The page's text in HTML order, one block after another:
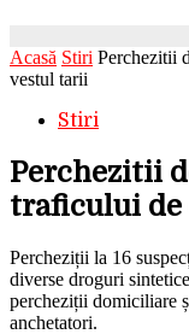
Acasă Stiri Perchezitii
vestul tarii
Stiri
Perchezitii
traficului
Percheziții la 16
diverse droguri
percheziții domiciliare
anchetatori.